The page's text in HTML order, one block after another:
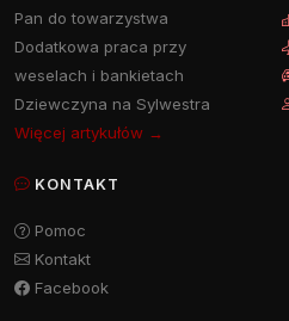
Pan do towarzystwa
Dodatkowa praca przy
weselach i bankietach
Dziewczyna na Sylwestra
Więcej artykułów →
KONTAKT
Pomoc
Kontakt
Facebook